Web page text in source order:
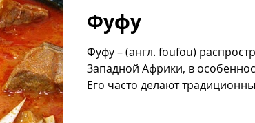
Фуфу
Фуфу – (англ. foufou)
Западной Африки, в
Его часто делают